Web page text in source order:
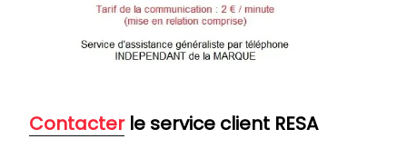
Contacterle service client RESA